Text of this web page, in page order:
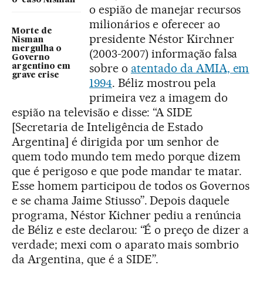
Morte de
Nisman
mergulha o
Governo
argentino em
grave crise
o espião de manejar recursos
milionários e oferecer ao
presidente Néstor Kirchner
(2003-2007) informação falsa
sobre o atentado da AMIA, em
1994. Béliz mostrou pela
primeira vez a imagem do
espião na televisão e disse: “A SIDE
[Secretaria de Inteligência de Estado
Argentina] é dirigida por um senhor de
quem todo mundo tem medo porque dizem
que é perigoso e que pode mandar te matar.
Esse homem participou de todos os Governos
e se chama Jaime Stiusso”. Depois daquele
programa, Néstor Kichner pediu a renúncia
de Béliz e este declarou: “É o preço de dizer a
verdade; mexi com o aparato mais sombrio
da Argentina, que é a SIDE”.